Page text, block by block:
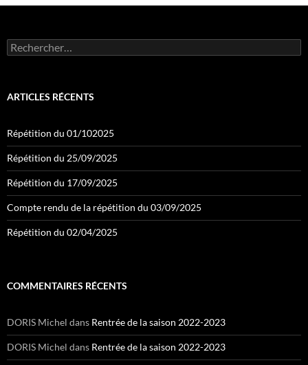
Rechercher :
ARTICLES RÉCENTS
Répétition du 01/102025
Répétition du 25/09/2025
Répétition du 17/09/2025
Compte rendu de la répétition du 03/09/2025
Répétition du 02/04/2025
COMMENTAIRES RÉCENTS
DORIS Michel dans Rentrée de la saison 2022-2023
DORIS Michel dans Rentrée de la saison 2022-2023